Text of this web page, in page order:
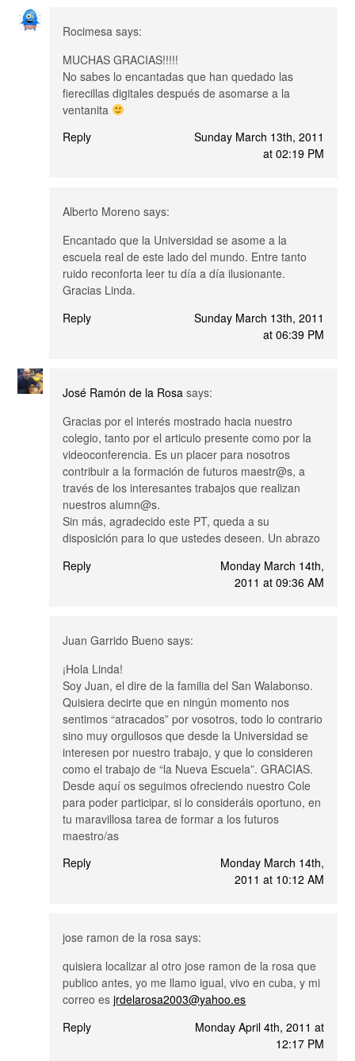
Rocimesa says:
MUCHAS GRACIAS!!!!!
No sabes lo encantadas que han quedado las
fierecillas digitales después de asomarse a la
ventanita
Reply
Sunday March 13th, 2011
at 02:19 PM
Alberto Moreno says:
Encantado que la Universidad se asome a la
escuela real de este lado del mundo. Entre tanto
ruido reconforta leer tu día a día ilusionante.
Gracias Linda.
Reply
Sunday March 13th, 2011
at 06:39 PM
José Ramón de la Rosa says:
Gracias por el interés mostrado hacia nuestro
colegio, tanto por el articulo presente como por la
videoconferencia. Es un placer para nosotros
contribuir a la formación de futuros maestr@s, a
través de los interesantes trabajos que realizan
nuestros alumn@s.
Sin más, agradecido este PT, queda a su
disposición para lo que ustedes deseen. Un abrazo
Reply
Monday March 14th,
2011 at 09:36 AM
Juan Garrido Bueno says:
¡Hola Linda!
Soy Juan, el dire de la familia del San Walabonso.
Quisiera decirte que en ningún momento nos
sentimos “atracados” por vosotros, todo lo contrario
sino muy orgullosos que desde la Universidad se
interesen por nuestro trabajo, y que lo consideren
como el trabajo de “la Nueva Escuela”. GRACIAS.
Desde aquí os seguimos ofreciendo nuestro Cole
para poder participar, si lo consideráis oportuno, en
tu maravillosa tarea de formar a los futuros
maestro/as
Reply
Monday March 14th,
2011 at 10:12 AM
jose ramon de la rosa says:
quisiera localizar al otro jose ramon de la rosa que
publico antes, yo me llamo igual, vivo en cuba, y mi
correo esjrdelarosa2003@yahoo.es
Reply
Monday April 4th, 2011 at
12:17 PM